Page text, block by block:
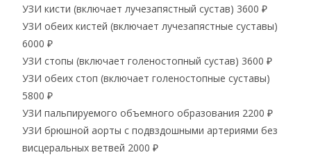
УЗИ кисти (включает лучезапястный сустав) 3600 ₽
УЗИ обеих кистей (включает лучезапястные суставы)
6000 ₽
УЗИ стопы (включает голеностопный сустав) 3600 ₽
УЗИ обеих стоп (включает голеностопные суставы)
5800 ₽
УЗИ пальпируемого объемного образования 2200 ₽
УЗИ брюшной аорты с подвздошными артериями без
висцеральных ветвей 2000 ₽